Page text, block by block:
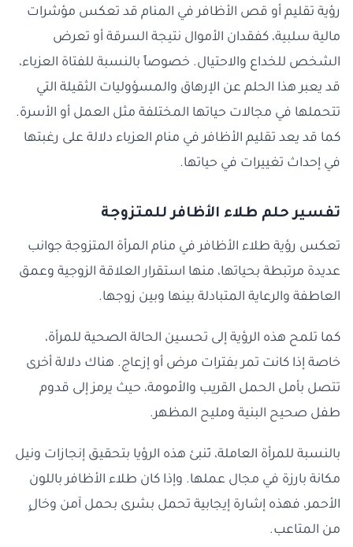
رؤية تقليم أو قص الأظافر في المنام قد تعكس مؤشرات
مالية سلبية، كفقدان الأموال نتيجة السرقة أو تعرض
الشخص للخداع والاحتيال. خصوصاً بالنسبة للفتاة العزباء،
قد يعبر هذا الحلم عن الإرهاق والمسؤوليات الثقيلة التي
تتحملها في مجالات حياتها المختلفة مثل العمل أو الأسرة.
كما قد يعد تقليم الأظافر في منام العزباء دلالة على رغبتها
في إحداث تغييرات في حياتها.
تفسير حلم طلاء الأظافر للمتزوجة
تعكس رؤية طلاء الأظافر في منام المرأة المتزوجة جوانب
عديدة مرتبطة بحياتها، منها استقرار العلاقة الزوجية وعمق
العاطفة والرعاية المتبادلة بينها وبين زوجها.
كما تلمح هذه الرؤية إلى تحسين الحالة الصحية للمرأة،
خاصة إذا كانت تمر بفترات مرض أو إزعاج. هناك دلالة أخرى
تتصل بأمل الحمل القريب والأمومة، حيث يرمز إلى قدوم
طفل صحيح البنية ومليح المظهر.
بالنسبة للمرأة العاملة، تَنبئ هذه الرؤيا بتحقيق إنجازات ونيل
مكانة بارزة في مجال عملها. وإذا كان طلاء الأظافر باللون
الأحمر، فهذه إشارة إيجابية تحمل بشرى بحمل آمن وخالٍ
من المتاعب.